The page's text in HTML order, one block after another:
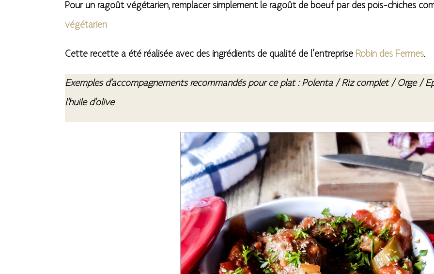
Pour un ragoût végétarien, remplacer simplement le ragoût de boeuf par des pois-chiches
végétarien
Cette recette a été réalisée avec des ingrédients de qualité de l’entreprise Robin des Fermes.
Exemples d’accompagnements recommandés pour ce plat : Polenta / Riz complet / Orge /
l’huile d’olive